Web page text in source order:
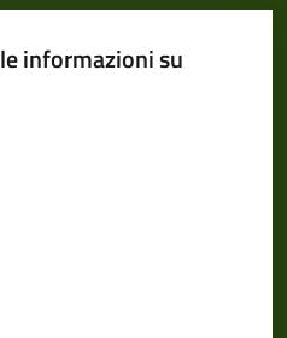
informazioni su